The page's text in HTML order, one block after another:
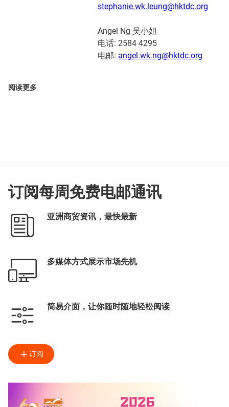
stephanie.wk.leung@hktdc.org
Angel Ng 吴小姐
电话: 2584 4295
电邮: angel.wk.ng@hktdc.org
阅读更多
订阅每周免费电邮通讯
亚洲商贸资讯，最快最新
多媒体方式展示市场先机
简易介面，让你随时随地轻松阅读
订阅